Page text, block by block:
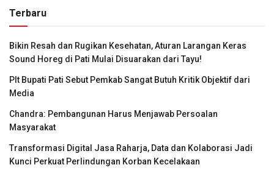
Terbaru
Bikin Resah dan Rugikan Kesehatan, Aturan Larangan Keras
Sound Horeg di Pati Mulai Disuarakan dari Tayu!
Plt Bupati Pati Sebut Pemkab Sangat Butuh Kritik Objektif dari
Media
Chandra: Pembangunan Harus Menjawab Persoalan
Masyarakat
Transformasi Digital Jasa Raharja, Data dan Kolaborasi Jadi
Kunci Perkuat Perlindungan Korban Kecelakaan